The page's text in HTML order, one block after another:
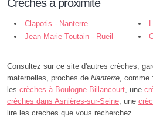
Crèches à proximité
Clapotis - Nanterre
Jean Marie Toutain - Rueil-
Consultez sur ce site d'autres crèches,
maternelles, proches de Nanterre, comme
les crèches à Boulogne-Billancourt, une
crèches dans Asnières-sur-Seine, une
lire les creches que vous recherchez.